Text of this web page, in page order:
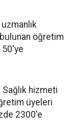
öğretim
hizmeti
üyeleri
2300'e